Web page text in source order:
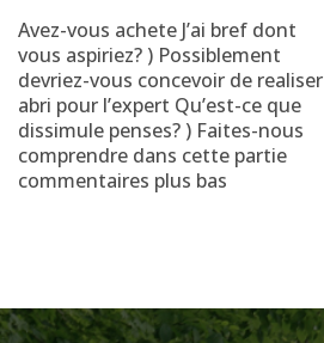
Avez-vous achete J’ai bref dont
vous aspiriez? ) Possiblement
devriez-vous concevoir de realiser
abri pour l’expert Qu’est-ce que
dissimule penses? ) Faites-nous
comprendre dans cette partie
commentaires plus bas